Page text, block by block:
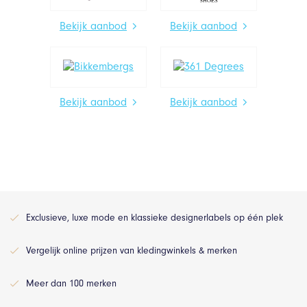
Bekijk aanbod Bekijk aanbod
Bekijk aanbod Bekijk aanbod
Exclusieve, luxe mode en klassieke designerlabels op één plek
Vergelijk online prijzen van kledingwinkels & merken
Meer dan 100 merken